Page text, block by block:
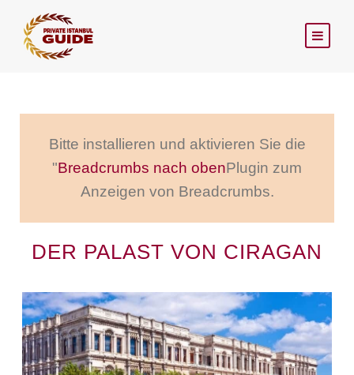
Bitte installieren und aktivieren Sie die
"Breadcrumbs nach obenPlugin zum
Anzeigen von Breadcrumbs.
DER PALAST VON CIRAGAN